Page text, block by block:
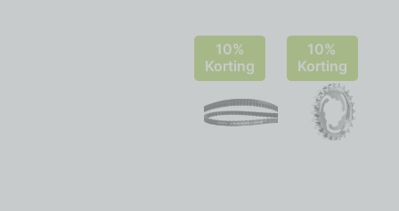
10%
Korting
10%
Korting